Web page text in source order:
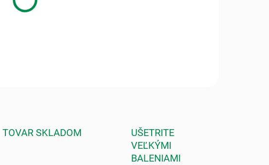
TOVAR SKLADOM
UŠETRITE
VEĽKÝMI
BALENIAMI